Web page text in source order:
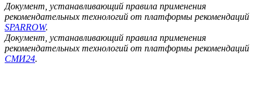
Документ, устанавливающий правила применения
рекомендательных технологий от платформы рекомендаций
SPARROW.
Документ, устанавливающий правила применения
рекомендательных технологий от платформы рекомендаций
СМИ24.